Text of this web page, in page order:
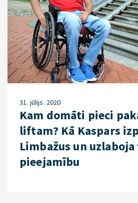
31. jūlijs. 2020
Kam domāti pieci
liftam? Kā Kaspars
Limbažus un
pieejamību